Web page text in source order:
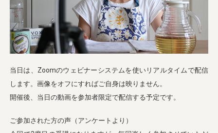
当日は、Zoomのウェビナーシステムを使いリアルタイムで配信
します。画像をオフにすればご自身は映りません。
開催後、当日の動画を参加者限定で配信する予定です。
ご参加された方の声（アンケートより）